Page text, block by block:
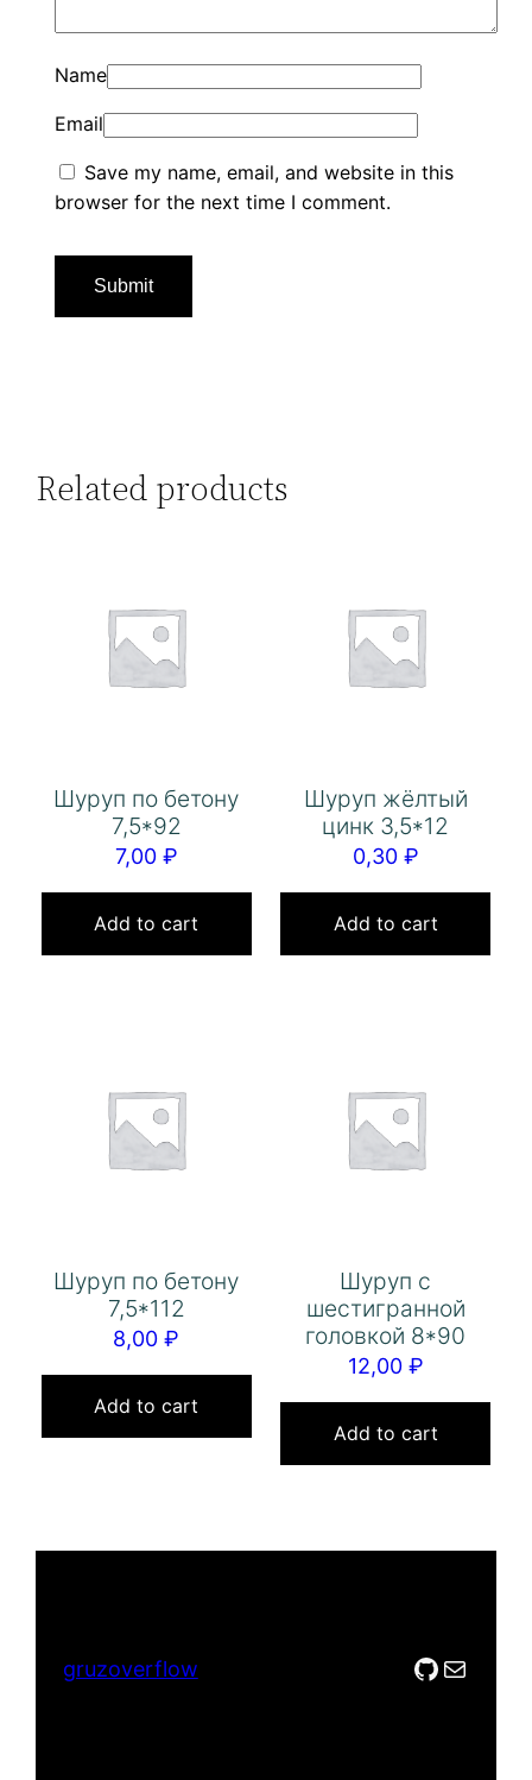
Name
Email
Save my name, email, and website in this
browser for the next time I comment.
Related products
Шуруп по бетону
7,5*92
7,00 ₽
Add to cart
Шуруп жёлтый
цинк 3,5*12
0,30 ₽
Add to cart
Шуруп по бетону
7,5*112
8,00₽
Add to cart
Шуруп с
шестигранной
головкой 8*90
12,00 ₽
Add to cart
gruzoverflow GitHub
Mail